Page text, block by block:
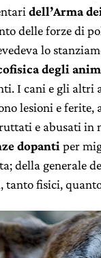
dell’Arma
delle forze di
lo
degli
I cani e gli altri
lesioni e ferite,
e abusati in
dopanti per
della generale
fisici,